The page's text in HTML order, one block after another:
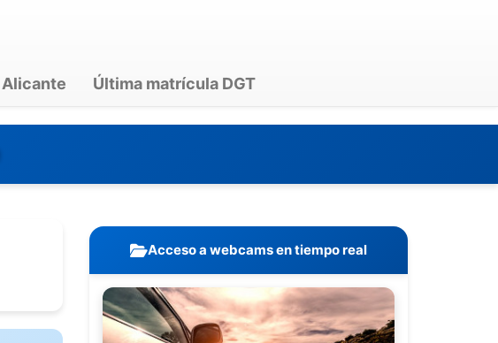
Alicante Última matrícula DGT
Acceso a webcams en tiempo real